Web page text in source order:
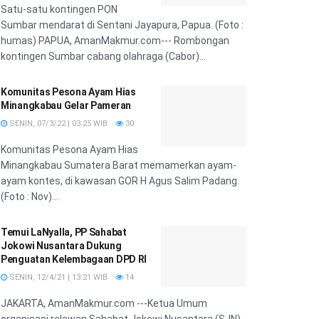
Satu-satu kontingen PON
Sumbar mendarat di Sentani Jayapura, Papua. (Foto :
humas) PAPUA, AmanMakmur.com--- Rombongan
kontingen Sumbar cabang olahraga (Cabor)...
Komunitas Pesona Ayam Hias
Minangkabau Gelar Pameran
SENIN, 07/3/22 | 03:25 WIB 30
Komunitas Pesona Ayam Hias
Minangkabau Sumatera Barat memamerkan ayam-
ayam kontes, di kawasan GOR H Agus Salim Padang.
(Foto : Nov)...
Temui LaNyalla, PP Sahabat
Jokowi Nusantara Dukung
Penguatan Kelembagaan DPD RI
SENIN, 12/4/21 | 13:21 WIB 14
JAKARTA, AmanMakmur.com ---Ketua Umum